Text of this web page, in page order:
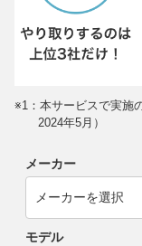
※1：本サービスで実施
2024年5月）
メーカー
モデル